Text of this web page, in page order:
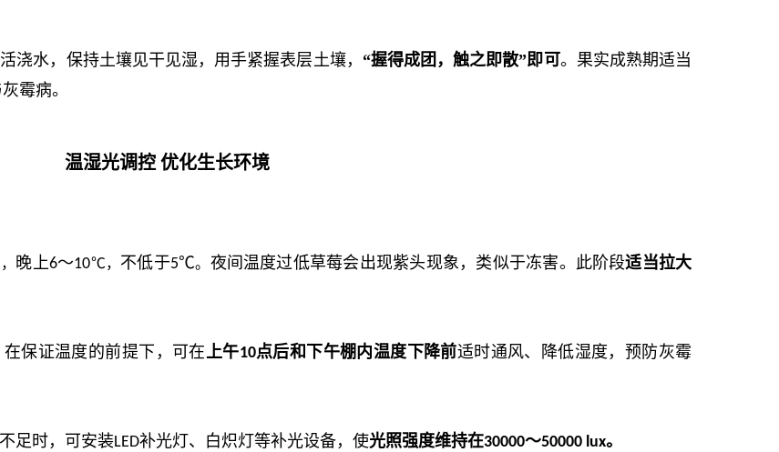
浇水，保持土壤见干见湿，用手紧握表层土壤， “握得成团，触之即散”即可 。果实成熟期适当
霉病。
温湿光调控 优化生长环境
， 晚上6～10℃， 不低于5℃。 夜间温度过低草莓会出现紫头现象，类似于冻害。此阶段适当拉大
在保证温度的前提下， 可在上午10点后和下午棚内温度下降前适时通风、降低湿度，预防灰霉
足时，可安装LED补光灯、白炽灯等补光设备，使光照强度维持在30000～50000 lux。